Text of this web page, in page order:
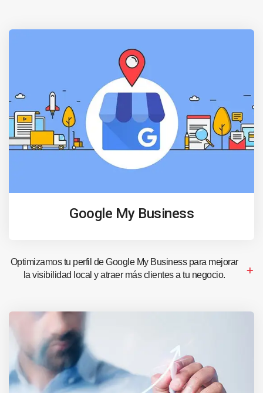
Google My Business
Optimizamos tu perfil de Google My Business para mejorar
la visibilidad local y atraer más clientes a tu negocio.